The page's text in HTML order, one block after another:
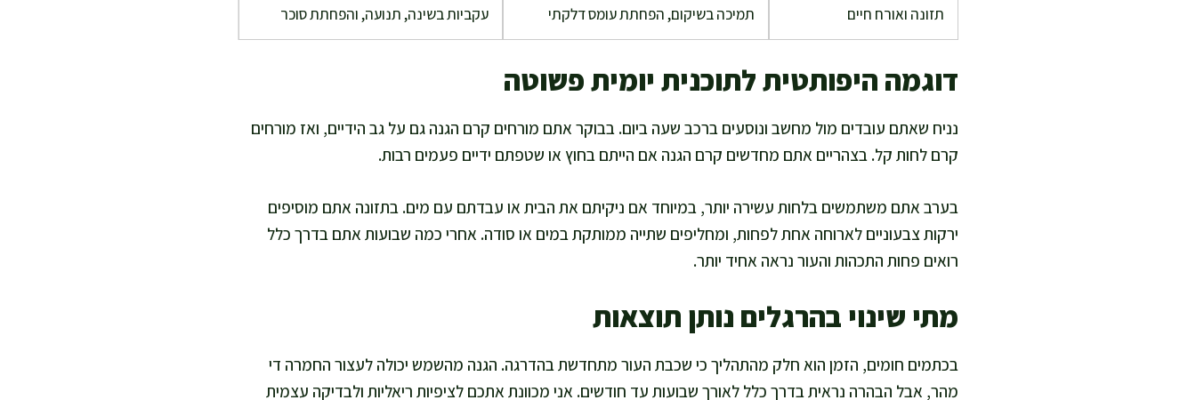
תזונה ואורח חיים תמיכה בשיקום, הפחתת עומס דלקתי עקביות בשינה, תנועה, והפחתת סוכר
דוגמה היפותטית לתוכנית יומית פשוטה
נניח שאתם עובדים מול מחשב ונוסעים ברכב שעה ביום. בבוקר אתם מורחים קרם הגנה גם על גב הידיים, ואז מורחים
קרם לחות קל. בצהריים אתם מחדשים קרם הגנה אם הייתם בחוץ או שטפתם ידיים פעמים רבות.
בערב אתם משתמשים בלחות עשירה יותר, במיוחד אם ניקיתם את הבית או עבדתם עם מים. בתזונה אתם מוסיפים
ירקות צבעוניים לארוחה אחת לפחות, ומחליפים שתייה ממותקת במים או סודה. אחרי כמה שבועות אתם בדרך כלל
רואים פחות התכהות והעור נראה אחיד יותר.
מתי שינוי בהרגלים נותן תוצאות
בכתמים חומים, הזמן הוא חלק מהתהליך כי שכבת העור מתחדשת בהדרגה. הגנה מהשמש יכולה לעצור החמרה די
מהר, אבל הבהרה נראית בדרך כלל לאורך שבועות עד חודשים. אני מכוונת אתכם לציפיות ריאליות ולבדיקה עצמית